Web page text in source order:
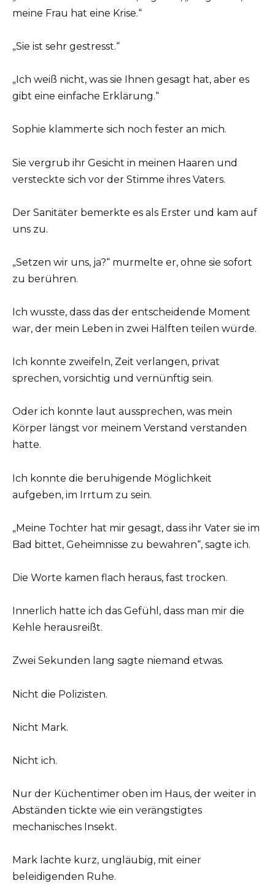
meine Frau hat eine Krise.“
„Sie ist sehr gestresst.“
„Ich weiß nicht, was sie Ihnen gesagt hat, aber es
gibt eine einfache Erklärung.“
Sophie klammerte sich noch fester an mich.
Sie vergrub ihr Gesicht in meinen Haaren und
versteckte sich vor der Stimme ihres Vaters.
Der Sanitäter bemerkte es als Erster und kam auf
uns zu.
„Setzen wir uns, ja?“ murmelte er, ohne sie sofort
zu berühren.
Ich wusste, dass das der entscheidende Moment
war, der mein Leben in zwei Hälften teilen würde.
Ich konnte zweifeln, Zeit verlangen, privat
sprechen, vorsichtig und vernünftig sein.
Oder ich konnte laut aussprechen, was mein
Körper längst vor meinem Verstand verstanden
hatte.
Ich konnte die beruhigende Möglichkeit
aufgeben, im Irrtum zu sein.
„Meine Tochter hat mir gesagt, dass ihr Vater sie im
Bad bittet, Geheimnisse zu bewahren“, sagte ich.
Die Worte kamen flach heraus, fast trocken.
Innerlich hatte ich das Gefühl, dass man mir die
Kehle herausreißt.
Zwei Sekunden lang sagte niemand etwas.
Nicht die Polizisten.
Nicht Mark.
Nicht ich.
Nur der Küchentimer oben im Haus, der weiter in
Abständen tickte wie ein verängstigtes
mechanisches Insekt.
Mark lachte kurz, ungläubig, mit einer
beleidigenden Ruhe.